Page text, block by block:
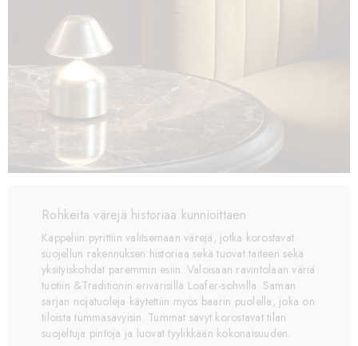
Rohkeita värejä historiaa kunnioittaen
Kappeliin pyrittiin valitsemaan värejä, jotka korostavat
suojellun rakennuksen historiaa sekä tuovat taiteen sekä
yksityiskohdat paremmin esiin. Valoisaan ravintolaan väriä
tuotiin &Traditionin erivärisillä Loafer-sohvilla. Saman
sarjan nojatuoleja käytettiin myös baarin puolella, joka on
tiloista tummasävyisin. Tummat sävyt korostavat tilan
suojeltuja pintoja ja luovat tyylikkään kokonaisuuden.